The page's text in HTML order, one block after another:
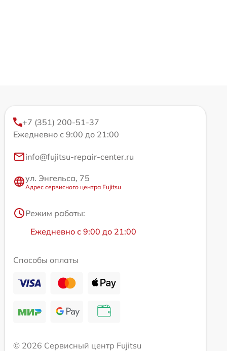
+7 (351) 200-51-37
Ежедневно с 9:00 до 21:00
info@fujitsu-repair-center.ru
ул. Энгельса, 75
Адрес сервисного центра Fujitsu
Режим работы:
Ежедневно с 9:00 до 21:00
Способы оплаты
© 2026 Сервисный центр Fujitsu